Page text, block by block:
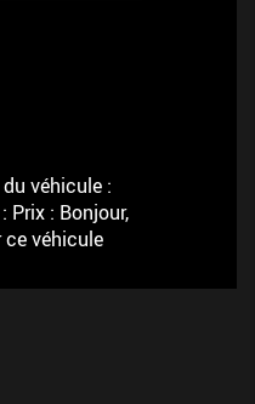
véhicule :
Prix : Bonjour,
ce véhicule